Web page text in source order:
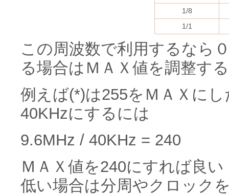
1/8
1/1
この周波数で利用するなら
る場合はＭＡＸ値を調整する
例えば(*)は255をＭＡＸに
40KHzにするには
9.6MHz / 40KHz = 240
ＭＡＸ値を240にすれば良
低い場合は分周やクロック